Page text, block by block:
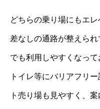
どちらの乗り場にもエ
差なしの通路が整えら
でも利用しやすくなっ
トイレ等にバリアフリ
ト売り場も見やすく、